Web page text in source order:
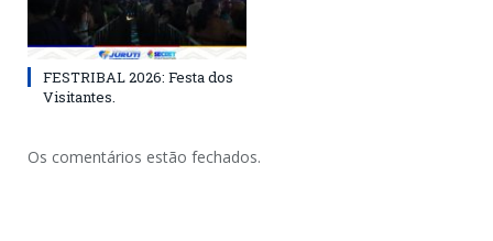
FESTRIBAL 2026: Festa dos
Visitantes.
Os comentários estão fechados.